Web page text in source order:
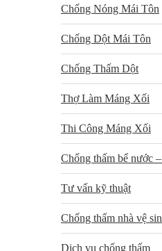
Chống Nóng Mái Tôn
Chống Dột Mái Tôn
Chống Thấm Dột
Thợ Làm Máng Xối
Thi Công Máng Xối
Chống thấm bể nước
Tư vấn kỹ thuật
Chống thấm nhà vệ
Dịch vụ chống thấm